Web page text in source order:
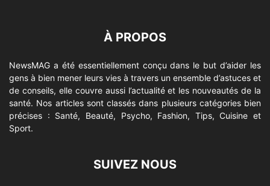
À PROPOS
NewsMAG a été essentiellement conçu dans le but d’aider les
gens à bien mener leurs vies à travers un ensemble d’astuces et
de conseils, elle couvre aussi l’actualité et les nouveautés de la
santé. Nos articles sont classés dans plusieurs catégories bien
précises : Santé, Beauté, Psycho, Fashion, Tips, Cuisine et
Sport.
SUIVEZ NOUS